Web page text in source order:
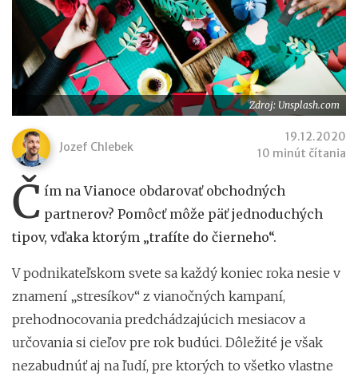
Zdroj: Unsplash.com
Jozef Chlebek
19.12.2020
10 minút čítania
Č ím na Vianoce obdarovať obchodných
partnerov? Pomôcť môže päť jednoduchých
tipov, vďaka ktorým „trafíte do čierneho“.
V podnikateľskom svete sa každý koniec roka nesie v
znamení „stresíkov“ z vianočných kampaní,
prehodnocovania predchádzajúcich mesiacov a
určovania si cieľov pre rok budúci. Dôležité je však
nezabudnúť aj na ľudí, pre ktorých to všetko vlastne